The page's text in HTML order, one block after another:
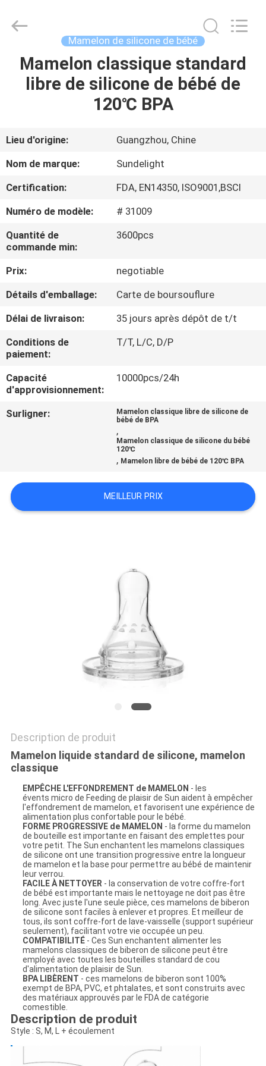
APERÇU
VIDÉOS
PROPOS
DE
NOUS
VISITE
D'USINE
CONTRÔLE
DE
LA
QUALITÉ
TOUS
Infant
products
Reserved.
Mamelon de silicone de bébé
Mamelon classique standard
libre de silicone de bébé de
120℃ BPA
Lieu d'origine:
Guangzhou, Chine
Nom de marque:
Sundelight
Certification:
FDA, EN14350, ISO9001,BSCI
Numéro de modèle:
# 31009
Quantité de
commande min:
3600pcs
Prix:
negotiable
Détails d'emballage:
Carte de boursouflure
Délai de livraison:
35 jours après dépôt de t/t
Conditions de
paiement:
T/T, L/C, D/P
Capacité
d'approvisionnement:
10000pcs/24h
Surligner:
Mamelon classique libre de silicone de
bébé de BPA
,
Mamelon classique de silicone du bébé
120℃
, Mamelon libre de bébé de 120℃ BPA
MEILLEUR PRIX
Description de produit
Mamelon liquide standard de silicone, mamelon
classique
EMPÊCHE L'EFFONDREMENT de MAMELON - les
évents micro de Feeding de plaisir de Sun aident à empêcher
l'effondrement de mamelon, et favorisent une expérience de
alimentation plus confortable pour le bébé.
FORME PROGRESSIVE de MAMELON - la forme du mamelon
de bouteille est importante en faisant des emplettes pour
votre petit. The Sun enchantent les mamelons classiques
de silicone ont une transition progressive entre la longueur
de mamelon et la base pour permettre au bébé de maintenir
leur verrou.
FACILE À NETTOYER- la conservation de votre coffre-fort
de bébé est importante mais le nettoyage ne doit pas être
long. Avec juste l'une seule pièce, ces mamelons de biberon
de silicone sont faciles à enlever et propres. Et meilleur de
tous, ils sont coffre-fort de lave-vaisselle (support supérieur
seulement), facilitant votre vie occupée un peu.
COMPATIBILITÉ- Ces Sun enchantent alimenter les
mamelons classiques de biberon de silicone peut être
employé avec toutes les bouteilles standard de cou
d'alimentation de plaisir de Sun.
BPA LIBÈRENT - ces mamelons de biberon sont 100%
exempt de BPA, PVC, et phtalates, et sont construits avec
des matériaux approuvés par le FDA de catégorie
comestible.
Description de produit
Style : S, M, L + écoulement